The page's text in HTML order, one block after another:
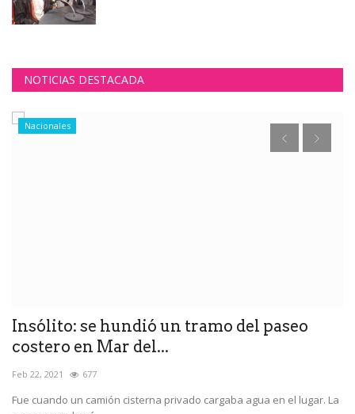
NOTICIAS DESTACADA
Nacionales
Insólito: se hundió un tramo del paseo
costero en Mar del...
Feb 22, 2021 677
Fue cuando un camión cisterna privado cargaba agua en el lugar. La